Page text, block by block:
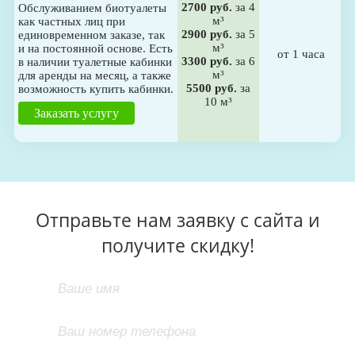
Обслуживанием биотуалеты
как частных лиц при
единовременном заказе, так
и на постоянной основе. Есть
в наличии туалетные кабинки
для аренды на месяц, а также
возможность купить кабинки.
Заказать услугу
2700 руб. за 4
м³
2900 руб. за 5
м³
3300 руб. за 6
м³
5500 руб. за
10 м³
от 1 часа
Отправьте нам заявку с сайта и
получите скидку!